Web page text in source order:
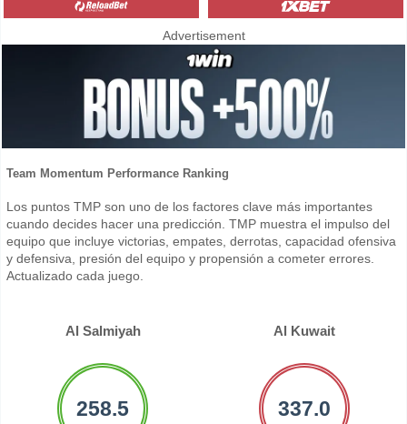
Advertisement
Team Momentum Performance Ranking
Los puntos TMP son uno de los factores clave más importantes
cuando decides hacer una predicción. TMP muestra el impulso del
equipo que incluye victorias, empates, derrotas, capacidad ofensiva
y defensiva, presión del equipo y propensión a cometer errores.
Actualizado cada juego.
Al Salmiyah Al Kuwait
258.5 337.0